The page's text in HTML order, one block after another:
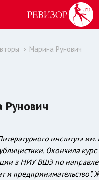
Марина Рунович
института
Окончила
в НИУ ВШЭ по
и предпринимательство".